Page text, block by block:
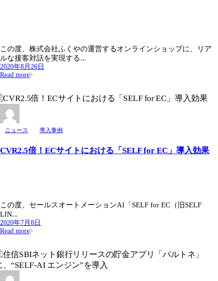
この度、株式会社ふくやの運営するオンラインショップに、リア
ルな接客対話を実現する...
2020年8月26日
Read more
ニュース 導入事例
CVR2.5倍！ECサイトにおける「SELF for EC」導入効果
この度、セールスオートメーションAI「SELF for EC（旧SELF
LIN...
2020年7月8日
Read more